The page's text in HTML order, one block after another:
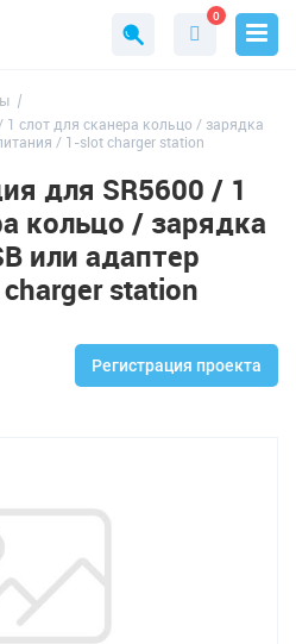
0
слот для сканера кольцо / зарядка
/ 1-slot charger station
для SR5600 / 1
кольцо / зарядка
или адаптер
station
Регистрация проекта